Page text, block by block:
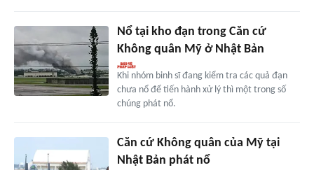
Nổ tại kho đạn trong Căn cứ
Không quân Mỹ ở Nhật Bản
Khi nhóm binh sĩ đang kiểm tra các quả đạn
chưa nổ để tiến hành xử lý thì một trong số
chúng phát nổ.
Căn cứ Không quân của Mỹ tại
Nhật Bản phát nổ